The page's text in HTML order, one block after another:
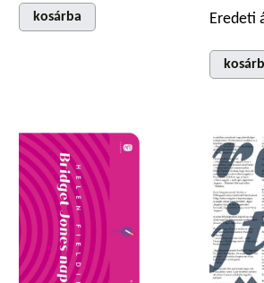
kosárba
Eredeti